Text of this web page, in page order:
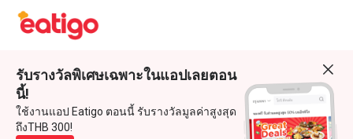
รับรางวัลพิเศษเฉพาะในแอปเลยตอน
นี้!
ใช้งานแอป Eatigo ตอนนี้ รับรางวัลมูลค่าสูงสุด
ถึงTHB 300!